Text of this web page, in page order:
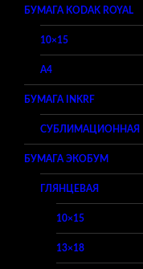
БУМАГА KODAK ROYAL
10×15
A4
БУМАГА INKRF
СУБЛИМАЦИОННАЯ
БУМАГА ЭКОБУМ
ГЛЯНЦЕВАЯ
10×15
13×18